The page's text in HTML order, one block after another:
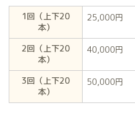
1回（上下20
本）
25,000円
2回（上下20
本）
40,000円
3回（上下20
本）
50,000円